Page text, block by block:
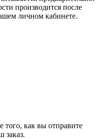
производится после
личном кабинете.
того, как вы отправите
заказ.